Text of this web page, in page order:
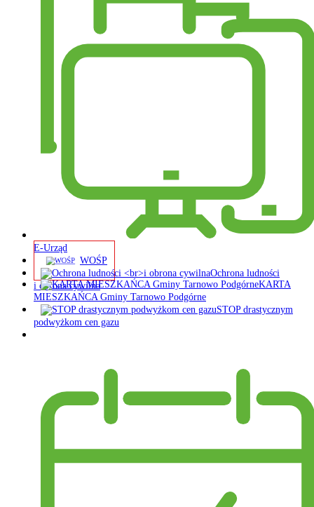
E-Urząd
WOŚP
Ochrona ludności
i obrona cywilna
KARTA
MIESZKAŃCA Gminy Tarnowo Podgórne
STOP drastycznym
podwyżkom cen gazu